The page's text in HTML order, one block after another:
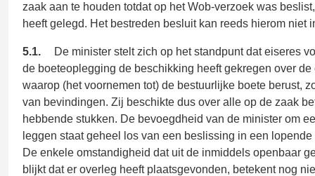
zaak aan te houden totdat op het Wob-verzoek was
heeft gelegd. Het bestreden besluit kan reeds hierom niet
5.1.
De minister stelt zich op het standpunt dat eiseres
de boeteoplegging de beschikking heeft gekregen over de
waarop (het voornemen tot) de bestuurlijke boete berust,
van bevindingen. Zij beschikte dus over alle op de zaak
hebbende stukken. De bevoegdheid van de minister om
leggen staat geheel los van een beslissing in een
De enkele omstandigheid dat uit de inmiddels openbaar
blijkt dat er overleg heeft plaatsgevonden, betekent nog